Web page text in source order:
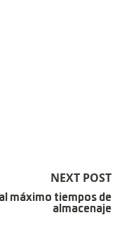
NEXT POST
máximo tiempos de
almacenaje